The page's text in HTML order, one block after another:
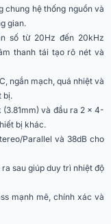
(±0.5dB)
chung hệ thống nguồn và
gian.
số từ 20Hz đến 20kHz
thanh tái tạo rõ nét và
ngắn mạch, quá nhiệt và
bị.
và đầu ra 2 x 4-
bị khác.
Parallel và 38dB cho
sau giúp duy trì nhiệt độ
mạnh mẽ, chính xác và